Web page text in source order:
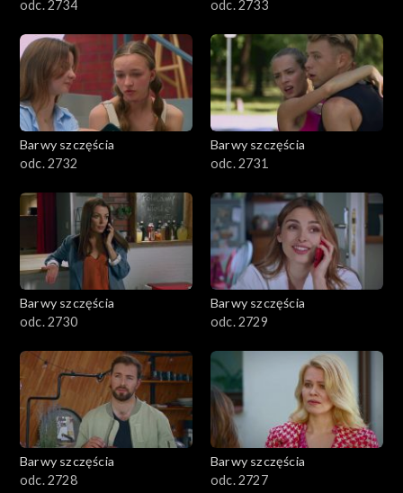
odc. 2734 odc. 2733
Barwy szczęścia
odc. 2732
Barwy szczęścia
odc. 2731
Barwy szczęścia
odc. 2730
Barwy szczęścia
odc. 2729
Barwy szczęścia
odc. 2728
Barwy szczęścia
odc. 2727